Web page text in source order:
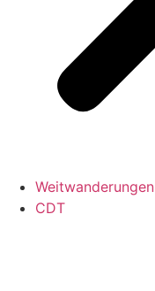
Weitwanderungen
CDT